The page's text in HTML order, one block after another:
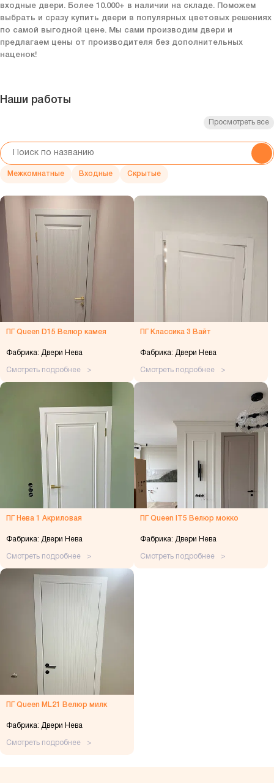
входные двери. Более 10.000+ в наличии на складе. Поможем
выбрать и сразу купить двери в популярных цветовых решениях
по самой выгодной цене. Мы сами производим двери и
предлагаем цены от производителя без дополнительных
наценок!
Наши работы
Просмотреть все
Межкомнатные Входные Скрытые
ПГ Queen D15 Велюр камея
Фабрика: Двери Нева
Смотреть подробнее
ПГ Классика 3 Вайт
Фабрика: Двери Нева
Смотреть подробнее
ПГ Нева 1 Акриловая
Фабрика: Двери Нева
Смотреть подробнее
ПГ Queen IT5 Велюр мокко
Фабрика: Двери Нева
Смотреть подробнее
ПГ Queen ML21 Велюр милк
Фабрика: Двери Нева
Смотреть подробнее